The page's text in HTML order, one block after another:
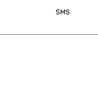
SMS